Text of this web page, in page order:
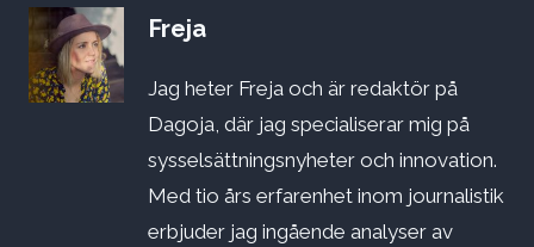
Freja
Jag heter Freja och är redaktör på
Dagoja, där jag specialiserar mig på
sysselsättningsnyheter och innovation.
Med tio års erfarenhet inom journalistik
erbjuder jag ingående analyser av